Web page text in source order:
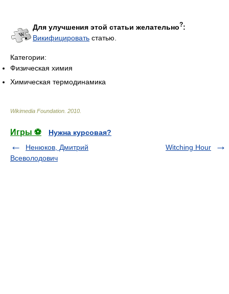
Для улучшения этой статьи желательно?:
Викифицировать статью.
Категории:
Физическая химия
Химическая термодинамика
Wikimedia Foundation. 2010.
Игры ⚽
Нужна курсовая?
Ненюков, Дмитрий
Всеволодович
Witching Hour